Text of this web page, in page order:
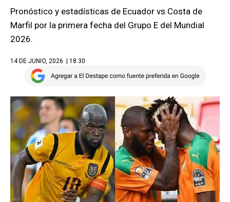
Pronóstico y estadísticas de Ecuador vs Costa de
Marfil por la primera fecha del Grupo E del Mundial
2026.
14 DE JUNIO, 2026 | 18.30